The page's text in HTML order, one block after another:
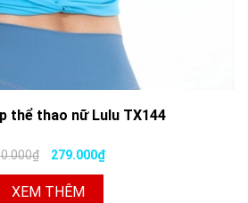
thể thao nữ Lulu TX144
279.000₫
XEM THÊM